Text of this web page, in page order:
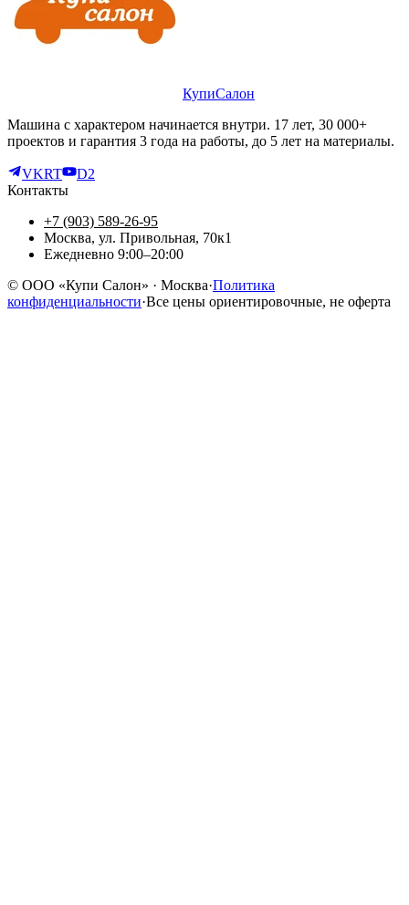
КупиСалон
Машина с характером начинается внутри. 17 лет, 30 000+
проектов и гарантия 3 года на работы, до 5 лет на материалы.
VKRT
D2
Контакты
+7 (903) 589-26-95
Москва, ул. Привольная, 70к1
Ежедневно 9:00–20:00
© ООО «Купи Салон» · Москва·Политика
конфиденциальности·Все цены ориентировочные, не оферта